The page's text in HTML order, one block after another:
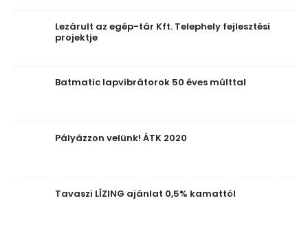
Lezárult az egép-tár Kft. Telephely fejlesztési
projektje
Batmatic lapvibrátorok 50 éves múlttal
Pályázzon velünk! ÁTK 2020
Tavaszi LÍZING ajánlat 0,5% kamattól